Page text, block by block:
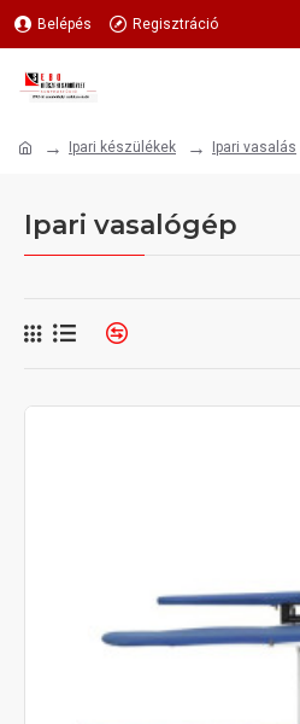
Belépés Regisztráció
Ipari készülékek Ipari vasalás
Ipari vasalógép